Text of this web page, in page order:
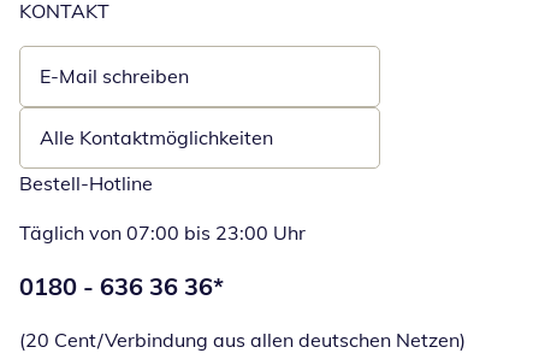
KONTAKT
E-Mail schreiben
Öffnet E-Mail-Client
Alle Kontaktmöglichkeiten
Bestell-Hotline
Täglich von 07:00 bis 23:00 Uhr
Telefonnummer:
0180 - 636 36 36*
(20 Cent/Verbindung aus allen deutschen Netzen)